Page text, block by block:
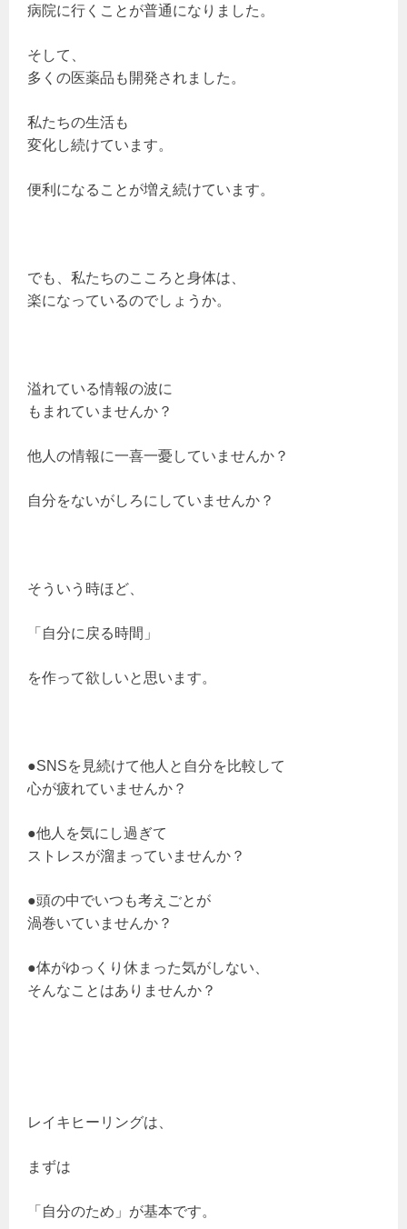
病院に行くことが普通になりました。
そして、
多くの医薬品も開発されました。
私たちの生活も
変化し続けています。
便利になることが増え続けています。
でも、私たちのこころと身体は、
楽になっているのでしょうか。
溢れている情報の波に
もまれていませんか？
他人の情報に一喜一憂していませんか？
自分をないがしろにしていませんか？
そういう時ほど、
「自分に戻る時間」
を作って欲しいと思います。
●SNSを見続けて他人と自分を比較して
心が疲れていませんか？
●他人を気にし過ぎて
ストレスが溜まっていませんか？
●頭の中でいつも考えごとが
渦巻いていませんか？
●体がゆっくり休まった気がしない、
そんなことはありませんか？
レイキヒーリングは、
まずは
「自分のため」が基本です。